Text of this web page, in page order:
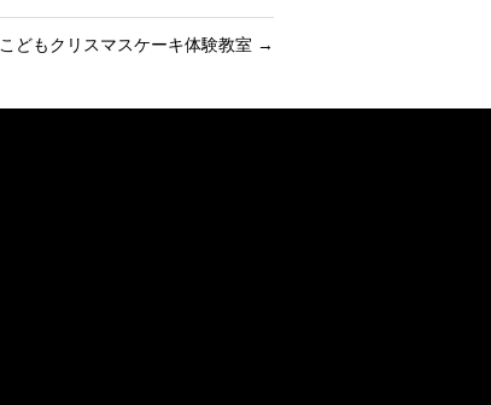
こどもクリスマスケーキ体験教室 →